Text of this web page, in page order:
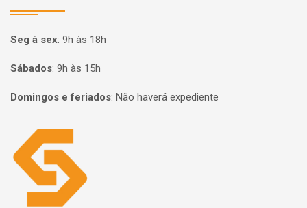
Seg à sex: 9h às 18h
Sábados: 9h às 15h
Domingos e feriados: Não haverá expediente
Página inicial